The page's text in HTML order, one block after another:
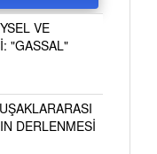
VE
"GASSAL"
DERLENMESİ